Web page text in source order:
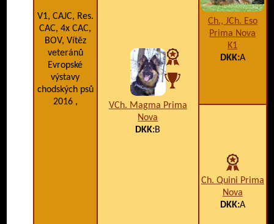
V1, CAJC, Res.
CAC, 4x CAC,
BOV, Vítěz
veteránů
Evropské
výstavy
chodských psů
2016 ,
VCh. Magma Prima
Nova
DKK:B
Ch., JCh. Eso
Prima Nova
K1
DKK:A
Ch. Quini Prima
Nova
DKK:A